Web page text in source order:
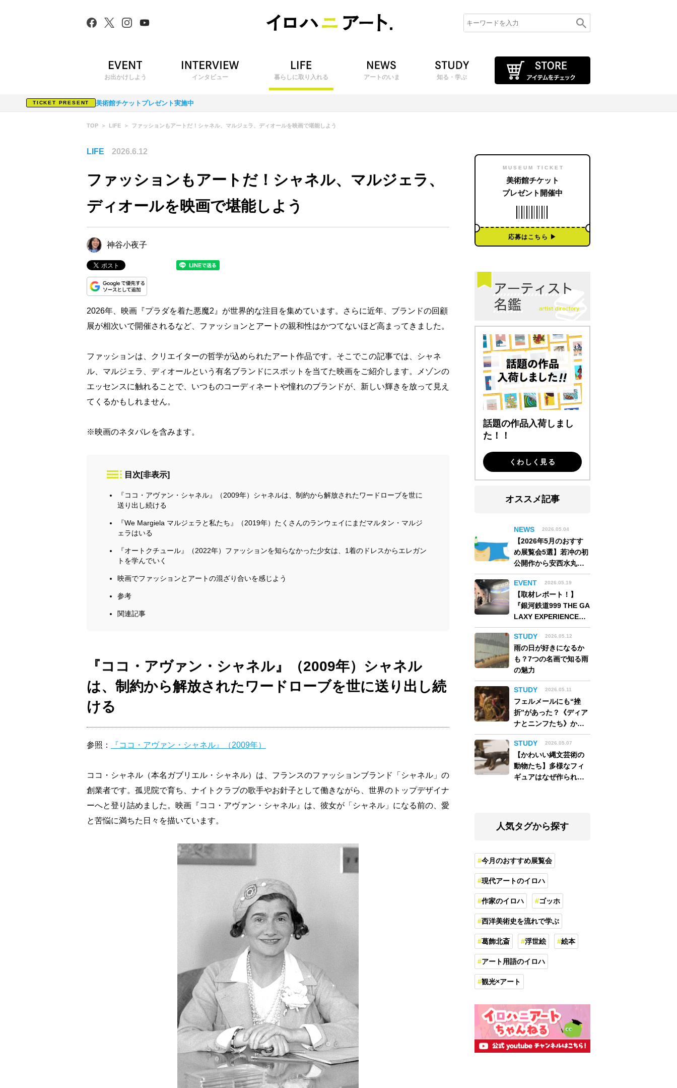
お出かけしよう インタビュー 暮らしに取り入れる アートのいま 知る・学ぶ
TICKET PRESENT 美術館チケットプレゼント実施中
TOP LIFE ファッションもアートだ！シャネル、マルジェラ、ディオールを映画で堪能しよう
LIFE 2026.6.12
ファッションもアートだ！シャネル、マルジェラ、
ディオールを映画で堪能しよう
神谷小夜子
2026年、映画『プラダを着た悪魔2』が世界的な注目を集めています。さらに近年、ブランドの回顧
展が相次いで開催されるなど、ファッションとアートの親和性はかつてないほど高まってきました。
ファッションは、クリエイターの哲学が込められたアート作品です。そこでこの記事では、シャネ
ル、マルジェラ、ディオールという有名ブランドにスポットを当てた映画をご紹介します。メゾンの
エッセンスに触れることで、いつものコーディネートや憧れのブランドが、新しい輝きを放って見え
てくるかもしれません。
※映画のネタバレを含みます。
目次 [非表示]
『ココ・アヴァン・シャネル』（2009年）シャネルは、制約から解放されたワードローブを世に
送り出し続ける
『We Margiela マルジェラと私たち』（2019年）たくさんのランウェイにまだマルタン・マルジ
ェラはいる
『オートクチュール』（2022年）ファッションを知らなかった少女は、1着のドレスからエレガン
トを学んでいく
映画でファッションとアートの混ざり合いを感じよう
参考
関連記事
『ココ・アヴァン・シャネル』（2009年）シャネル
は、制約から解放されたワードローブを世に送り出し続
ける
参照： 『ココ・アヴァン・シャネル』（2009年）
ココ・シャネル（本名ガブリエル・シャネル）は、フランスのファッションブランド「シャネル」の
創業者です。孤児院で育ち、ナイトクラブの歌手やお針子として働きながら、世界のトップデザイナ
ーへと登り詰めました。映画『ココ・アヴァン・シャネル』は、彼女が「シャネル」になる前の、愛
と苦悩に満ちた日々を描いています。
MUSEUM TICKET
美術館チケット
プレゼント開催中
応募はこちら ▶︎
話題の作品入荷しまし
た！！
くわしく見る
オススメ記事
NEWS 2026.05.04
【2026年5月のおすす
め展覧会5選】若冲の初
公開作から安西水丸の
世界、そしてゴッホ
《夜のカフェテラス》
まで
EVENT 2026.05.19
【取材レポート！】
『銀河鉄道999 THE GA
LAXY EXPERIENCE
あの旅は、まだ続いて
いる。』999号に乗り銀
河へ旅立つ。“観る”か
ら“体験する”展覧会
【角川武蔵野ミュージ
アム】
STUDY 2026.05.12
雨の日が好きになるか
も？7つの名画で知る雨
の魅力
STUDY 2026.05.11
フェルメールにも“挫
折”があった？《ディア
ナとニンフたち》から
読み解く巨匠の夢
STUDY
2026.05.07
【かわいい縄文芸術の
動物たち】多様なフィ
ギュアはなぜ作られ
人気タグから探す
今月のおすすめ展覧会
現代アートのイロハ
作家のイロハ ゴッホ
西洋美術史を流れで学ぶ
葛飾北斎 浮世絵 絵本
アート用語のイロハ
観光×アート